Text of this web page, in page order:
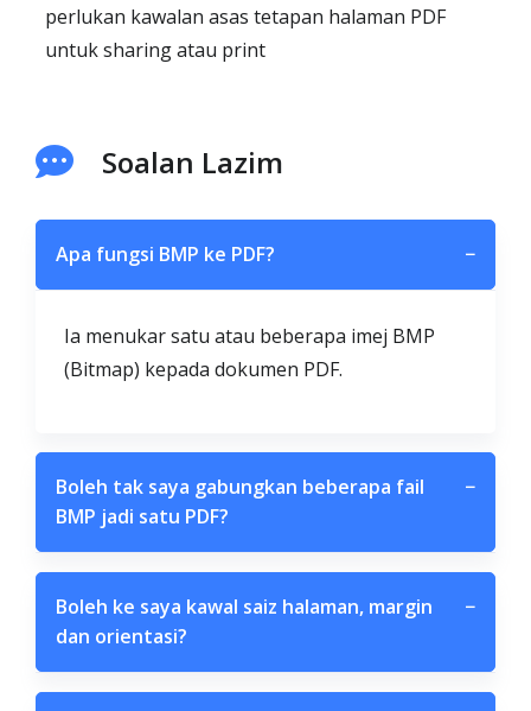
perlukan kawalan asas tetapan halaman PDF
untuk sharing atau print
Soalan Lazim
Apa fungsi BMP ke PDF? −
Ia menukar satu atau beberapa imej BMP
(Bitmap) kepada dokumen PDF.
Boleh tak saya gabungkan beberapa fail
BMP jadi satu PDF?
−
Boleh ke saya kawal saiz halaman, margin
dan orientasi?
−